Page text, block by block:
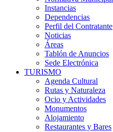
Instancias
Dependencias
Perfil del Contratante
Noticias
Áreas
Tablón de Anuncios
Sede Electrónica
TURISMO
Agenda Cultural
Rutas y Naturaleza
Ocio y Actividades
Monumentos
Alojamiento
Restaurantes y Bares